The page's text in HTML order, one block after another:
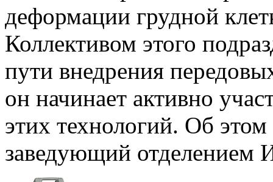
деформации грудной
Коллективом этого
пути внедрения
он начинает активно
этих технологий. Об
заведующий отделением